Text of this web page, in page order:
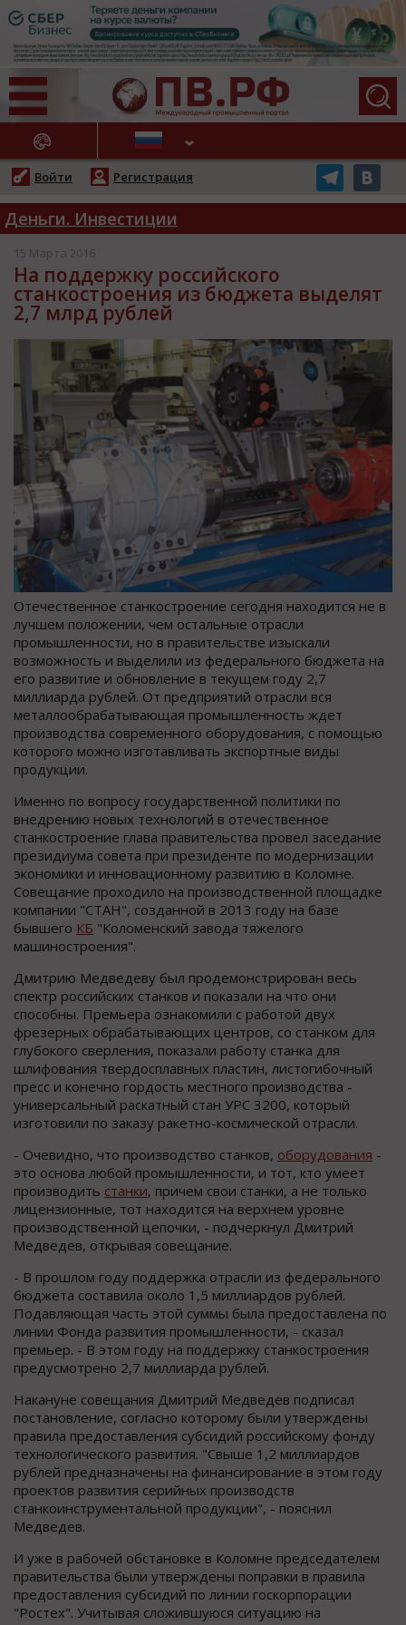
НОВОСТИ
Войти Регистрация
Деньги. Инвестиции
15 Марта 2016
На поддержку российского
станкостроения из бюджета выделят
2,7 млрд рублей
Отечественное станкостроение сегодня находится не в
лучшем положении, чем остальные отрасли
промышленности, но в правительстве изыскали
возможность и выделили из федерального бюджета на
его развитие и обновление в текущем году 2,7
миллиарда рублей. От предприятий отрасли вся
металлообрабатывающая промышленность ждет
производства современного оборудования, с помощью
которого можно изготавливать экспортные виды
продукции.
Именно по вопросу государственной политики по
внедрению новых технологий в отечественное
станкостроение глава правительства провел заседание
президиума совета при президенте по модернизации
экономики и инновационному развитию в Коломне.
Совещание проходило на производственной площадке
компании "СТАН", созданной в 2013 году на базе
бывшего КБ "Коломенский завода тяжелого
машиностроения".
Дмитрию Медведеву был продемонстрирован весь
спектр российских станков и показали на что они
способны. Премьера ознакомили с работой двух
фрезерных обрабатывающих центров, со станком для
глубокого сверления, показали работу станка для
шлифования твердосплавных пластин, листогибочный
пресс и конечно гордость местного производства -
универсальный раскатный стан УРС 3200, который
изготовили по заказу ракетно-космической отрасли.
- Очевидно, что производство станков, оборудования -
это основа любой промышленности, и тот, кто умеет
производить станки, причем свои станки, а не только
лицензионные, тот находится на верхнем уровне
производственной цепочки, - подчеркнул Дмитрий
Медведев, открывая совещание.
- В прошлом году поддержка отрасли из федерального
бюджета составила около 1,5 миллиардов рублей.
Подавляющая часть этой суммы была предоставлена по
линии Фонда развития промышленности, - сказал
премьер. - В этом году на поддержку станкостроения
предусмотрено 2,7 миллиарда рублей.
Накануне совещания Дмитрий Медведев подписал
постановление, согласно которому были утверждены
правила предоставления субсидий российскому фонду
технологического развития. "Свыше 1,2 миллиардов
рублей предназначены на финансирование в этом году
проектов развития серийных производств
станкоинструментальной продукции", - пояснил
Медведев.
И уже в рабочей обстановке в Коломне председателем
правительства были утверждены поправки в правила
предоставления субсидий по линии госкорпорации
"Ростех". Учитывая сложившуюся ситуацию на